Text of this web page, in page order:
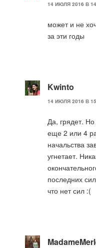
14 ИЮЛЯ 2016 В
может и не
за эти годы
Kwinto
14 ИЮЛЯ 2016 В
Да, грядет.
еще 2 или 4
начальства
угнетает.
последних
что нет сил :(